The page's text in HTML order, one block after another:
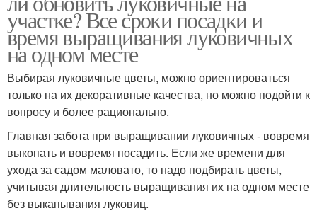
участке? Все сроки посадки и
время выращивания луковичных
на одном месте
Выбирая луковичные цветы, можно ориентироваться
только на их декоративные качества, но можно подойти к
вопросу и более рационально.
Главная забота при выращивании луковичных - вовремя
выкопать и вовремя посадить. Если же времени для
ухода за садом маловато, то надо подбирать цветы,
учитывая длительность выращивания их на одном месте
без выкапывания луковиц.